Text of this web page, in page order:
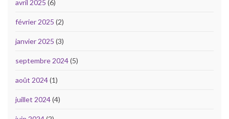
avril 2025 (6)
février 2025 (2)
janvier 2025 (3)
septembre 2024(5)
août 2024(1)
juillet 2024(4)